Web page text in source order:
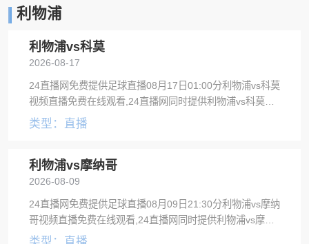
利物浦
利物浦vs科莫
2026-08-17
24直播网免费提供足球直播08月17日01:00分利物浦vs科莫
视频直播免费在线观看,24直播网同时提供利物浦vs科莫录
像回放及视频集锦等。
类型：直播
利物浦vs摩纳哥
2026-08-09
24直播网免费提供足球直播08月09日21:30分利物浦vs摩纳
哥视频直播免费在线观看,24直播网同时提供利物浦vs摩纳
哥录像回放及视频集锦等。